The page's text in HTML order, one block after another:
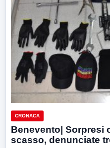
CRONACA
Benevento| Sorpresi
scasso, denunciate